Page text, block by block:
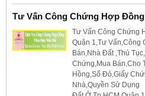
Tư Vấn Công Chứng Hợp
Tư Vấn Công Chứng
Quận 1,Tư Vấn,Công
Bán,Nhà Đất ,Thủ
Chứng,Mua Bán,Cho
Hồng,Sổ Đỏ,Giấy
Nhà,Quyền Sử Dụng